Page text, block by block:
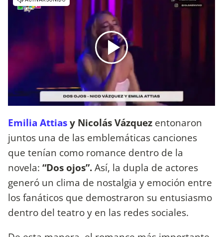
Emilia Attiasy Nicolás Vázquez entonaron
juntos una de las emblemáticas canciones
que tenían como romance dentro de la
novela: “Dos ojos”.Así, la dupla de actores
generó un clima de nostalgia y emoción entre
los fanáticos que demostraron su entusiasmo
dentro del teatro y en las redes sociales.